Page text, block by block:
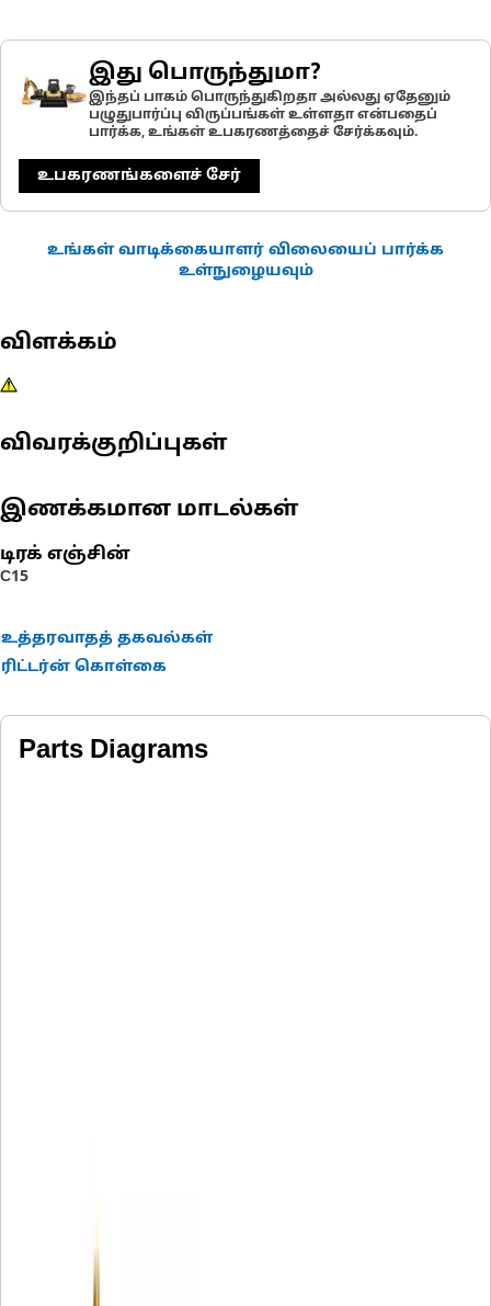
இது பொருந்துமா?
இந்தப் பாகம் பொருந்துகிறதா அல்லது ஏதேனும்
பழுதுபார்ப்பு விருப்பங்கள் உள்ளதா என்பதைப்
பார்க்க, உங்கள் உபகரணத்தைச் சேர்க்கவும்.
உபகரணங்களைச் சேர்
உங்கள் வாடிக்கையாளர் விலையைப் பார்க்க
உள்நுழையவும்
விளக்கம்
விவரக்குறிப்புகள்
இணக்கமான மாடல்கள்
டிரக் எஞ்சின்
C15
உத்தரவாதத் தகவல்கள்
ரிட்டர்ன் கொள்கை
Parts Diagrams